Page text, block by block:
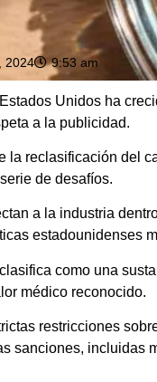
2024 9:53 am
Unidos ha
a la publicidad.
la reclasificación del
de desafíos.
a la industria
estadounidenses
como una
médico reconocido.
restricciones
sanciones, incluidas